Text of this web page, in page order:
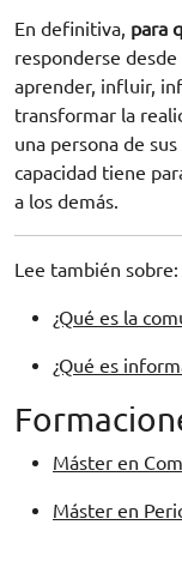
En definitiva, para
responderse
aprender, influir,
transformar la
una persona de
capacidad tiene
a los demás.
Lee también sobre:
¿Qué es la
¿Qué es
Máster en
Máster en